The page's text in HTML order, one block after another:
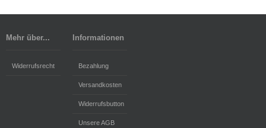
Mehr über...
Widerrufsrecht
Informationen
Bezahlung
Versandkosten
Widerrufsbutton
Unsere AGB